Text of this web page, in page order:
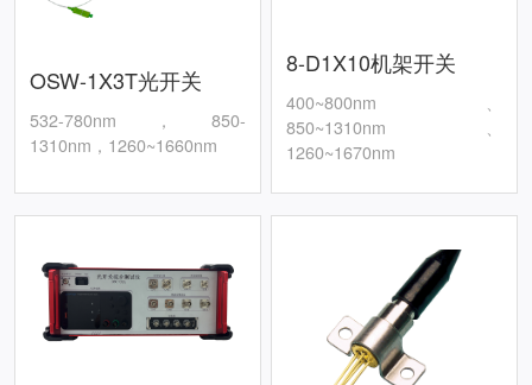
OSW-1X3T光开关
532-780nm，850-
1310nm，1260~1660nm
8-D1X10机架开关
400~800nm、
850~1310nm、
1260~1670nm